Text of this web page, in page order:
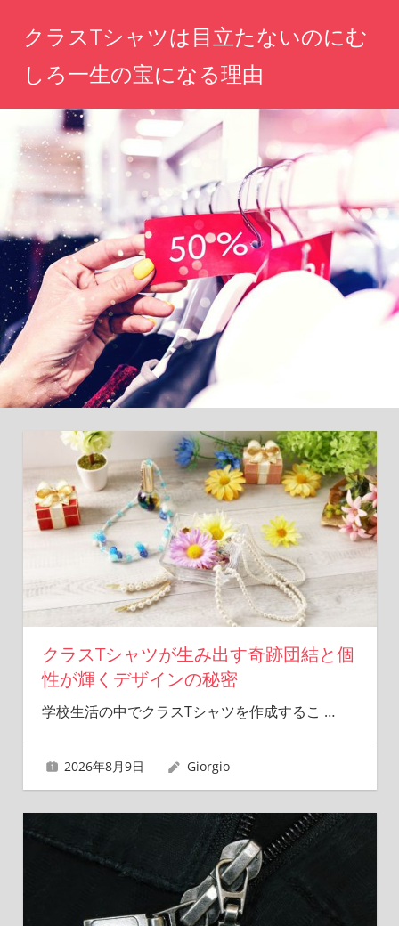
ツ
プ
クラスTシャツは目立たないのにむ
しろ一生の宝になる理由
と
刻
絆、
を
超
え
て
輝
く
物
に
クラスTシャツが生み出す奇跡団結と個
性が輝くデザインの秘密
学校生活の中でクラスTシャツを作成するこ …
2026年8月9日 Giorgio